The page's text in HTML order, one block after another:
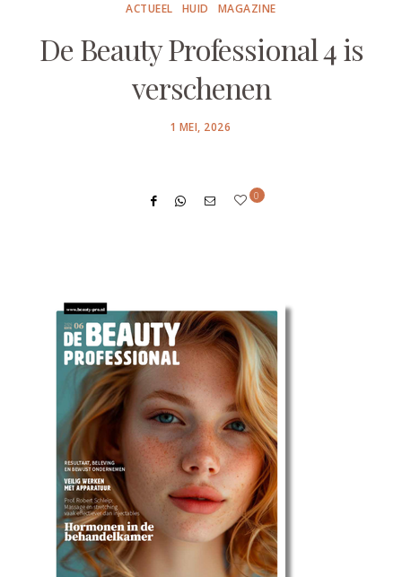
ACTUEEL HUID MAGAZINE
De Beauty Professional 4 is
verschenen
POSTED
1 MEI, 2026
0